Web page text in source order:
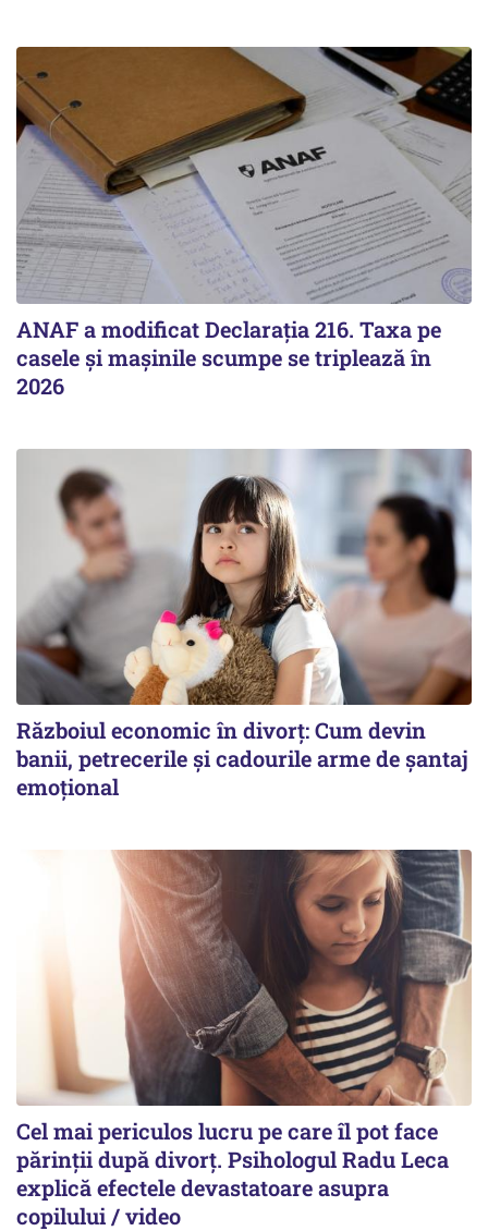
ANAF a modificat Declarația 216. Taxa pe
casele și mașinile scumpe se triplează în
2026
Războiul economic în divorț: Cum devin
banii, petrecerile și cadourile arme de șantaj
emoțional
Cel mai periculos lucru pe care îl pot face
părinții după divorț. Psihologul Radu Leca
explică efectele devastatoare asupra
copilului / video